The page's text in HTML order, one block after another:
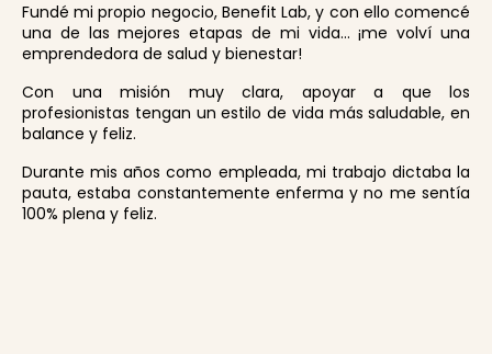
Fundé mi propio negocio, Benefit Lab, y con ello comencé
una de las mejores etapas de mi vida... ¡me volví una
emprendedora de salud y bienestar!
Con una misión muy clara, apoyar a que los
profesionistas tengan un estilo de vida más saludable, en
balance y feliz.
Durante mis años como empleada, mi trabajo dictaba la
pauta, estaba constantemente enferma y no me sentía
100% plena y feliz.